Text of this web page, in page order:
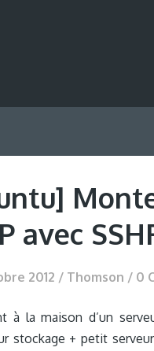
avec
2012 / Thomson / 0
à la maison d’un
stockage + petit